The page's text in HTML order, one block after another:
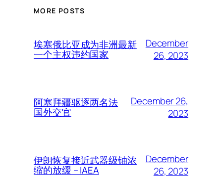
MORE POSTS
埃塞俄比亚成为非洲最新
一个主权违约国家
December
26, 2023
阿塞拜疆驱逐两名法
国外交官
December 26,
2023
伊朗恢复接近武器级铀浓
缩的放缓 – IAEA
December
26, 2023